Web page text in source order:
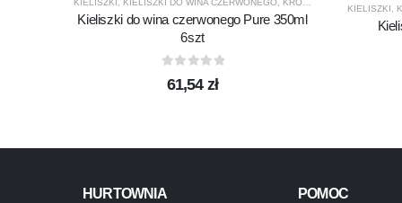
KIELISZKI KIELISZKI DO WINA CZERWONEGO KROSNO GLASS
Kieliszki do wina czerwonego Pure 350ml
6szt
61,54 zł
KIELISZKI,
HURTOWNIA POMOC